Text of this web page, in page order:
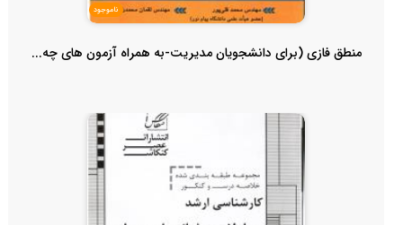
ناموجود
منطق فازی (برای دانشجویان مدیریت-به همراه آزمون های چه...